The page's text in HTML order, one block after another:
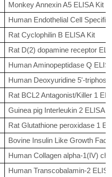
Monkey Annexin A5 ELISA Kit
Human Endothelial Cell
Rat Cyclophilin B ELISA Kit
Rat D(2) dopamine receptor
Human Aminopeptidase Q
Human Deoxyuridine 5'-
Rat BCL2 Antagonist/Killer 1
Guinea pig Interleukin 2 ELISA
Rat Glutathione peroxidase 1
Bovine Insulin Like Growth
Human Collagen alpha-1(IV)
Human Transcobalamin-2